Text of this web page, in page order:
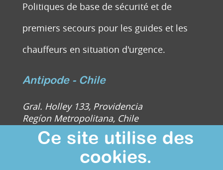
Politiques de base de sécurité et de
premiers secours pour les guides et les
chauffeurs en situation d'urgence.
Antipode - Chile
Gral. Holley 133, Providencia
Regíon Metropolitana, Chile
Whattsapp : ‪+56 9 2944 0959‬
Ce site utilise des
cookies.